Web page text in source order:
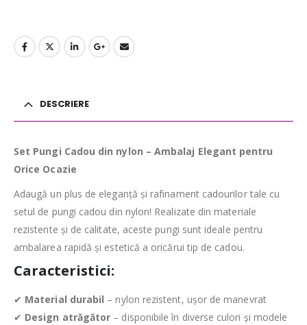
DESCRIERE
Set Pungi Cadou din nylon – Ambalaj Elegant pentru
Orice Ocazie
Adaugă un plus de eleganță și rafinament cadourilor tale cu
setul de pungi cadou din nylon! Realizate din materiale
rezistente și de calitate, aceste pungi sunt ideale pentru
ambalarea rapidă și estetică a oricărui tip de cadou.
Caracteristici:
✔ Material durabil – nylon rezistent, ușor de manevrat
✔ Design atrăgător – disponibile în diverse culori și modele